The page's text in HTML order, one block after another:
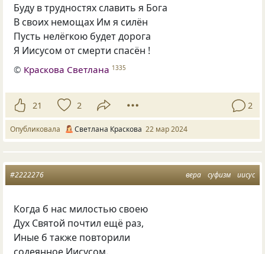
Буду в трудностях славить я Бога
В своих немощах Им я силён
Пусть нелёгкою будет дорога
Я Иисусом от смерти спасён !
© Краскова Светлана 1335
21 2 2
Опубликовала Светлана Краскова 22 мар 2024
вера суфизм иисус
#2222276
Когда б нас милостью своею
Дух Святой почтил ещё раз,
Иные б также повторили